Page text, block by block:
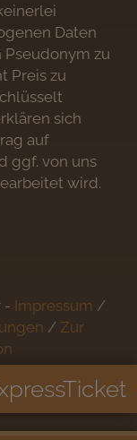
Daten
Pseudonym zu
Preis zu
sich
auf
ggf. von uns
wird.
- Impressum /
/ Zur